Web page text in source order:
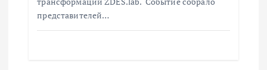
представителей…